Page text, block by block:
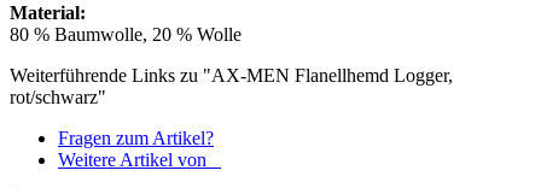
Material:
80 % Baumwolle, 20 % Wolle
Weiterführende Links zu "AX-MEN Flanellhemd Logger,
rot/schwarz"
Fragen zum Artikel?
Weitere Artikel von _